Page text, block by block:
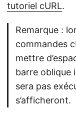
tutoriel cURL.
Remarque :
commandes
mettre
barre oblique
sera pas
s’afficheront.